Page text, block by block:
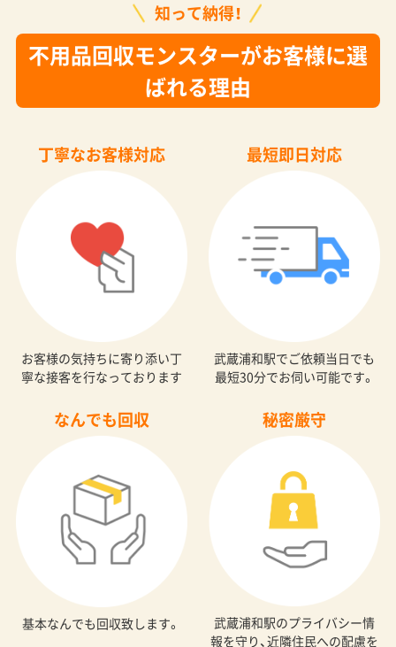
知って納得！
不用品回収モンスターがお客様に選
ばれる理由
丁寧なお客様対応
お客様の気持ちに寄り添い丁
寧な接客を行なっております
最短即日対応
武蔵浦和駅でご依頼当日でも
最短30分でお伺い可能です。
なんでも回収
基本なんでも回収致します。
秘密厳守
武蔵浦和駅のプライバシー情
報を守り、近隣住民への配慮を